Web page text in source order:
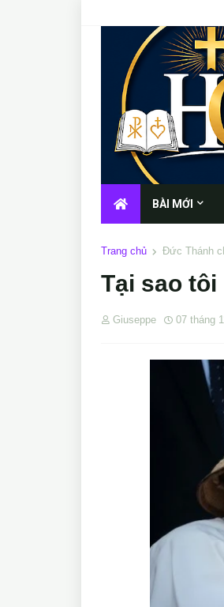
BÀI MỚI
Trang chủ Đức Thánh
Tại sao
Giuseppe 07 tháng